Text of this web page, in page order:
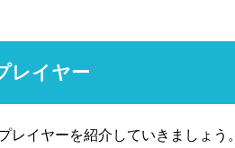
レイヤー
イヤーを紹介していきましょう。